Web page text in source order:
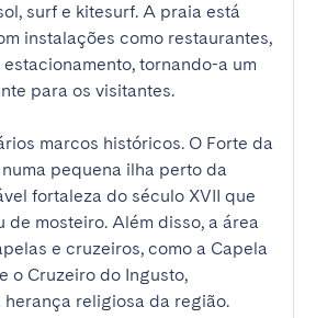
surf e kitesurf. A praia está
instalações como restaurantes,
tornando-a um
para os visitantes.
marcos históricos. O Forte da
pequena ilha perto da
fortaleza do século XVII que
de mosteiro. Além disso, a área
e cruzeiros, como a Capela
o Cruzeiro do Ingusto,
religiosa da região.